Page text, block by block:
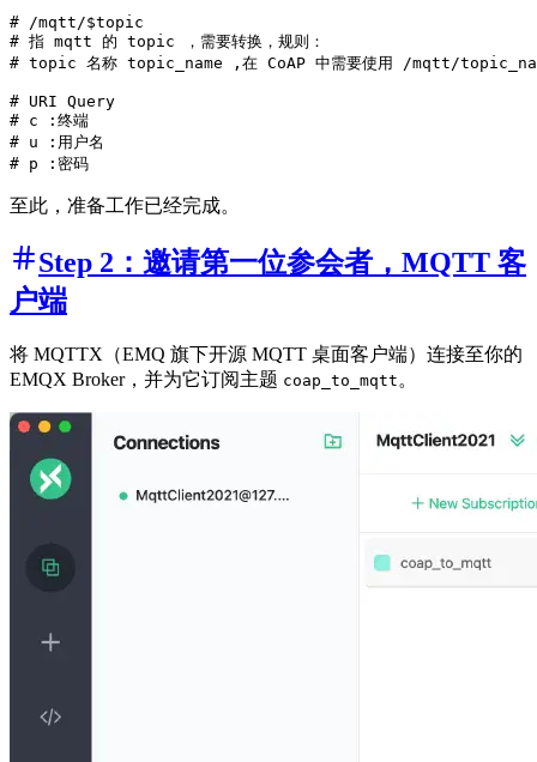
# /mqtt/$topic
# 指 mqtt 的 topic ，需要转换，规则：
# topic 名称 topic_name ,在 CoAP 中需要使用 /mqtt/
# URI Query
# c :终端
# u :用户名
至此，准备工作已经完成。
Step 2：邀请第一位参会者，MQTT 客
户端
将 MQTTX（EMQ 旗下开源 MQTT 桌面客户端）连接至你的
EMQX Broker，并为它订阅主题 coap_to_mqtt。